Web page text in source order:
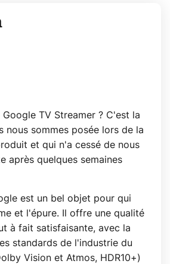
TV Streamer ? C'est la
nous sommes posée lors de la
et qui n'a cessé de nous
après quelques semaines
est un bel objet pour qui
et l'épure. Il offre une qualité
à fait satisfaisante, avec la
standards de l'industrie du
Vision et Atmos, HDR10+)